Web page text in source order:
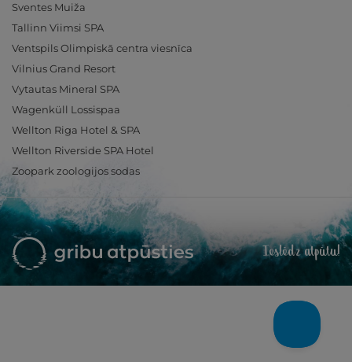
Sventes Muiža
Tallinn Viimsi SPA
Ventspils Olimpiskā centra viesnīca
Vilnius Grand Resort
Vytautas Mineral SPA
Wagenküll Lossispaa
Wellton Riga Hotel & SPA
Wellton Riverside SPA Hotel
Zoopark zoologijos sodas
Ieslēdz atpūtu!